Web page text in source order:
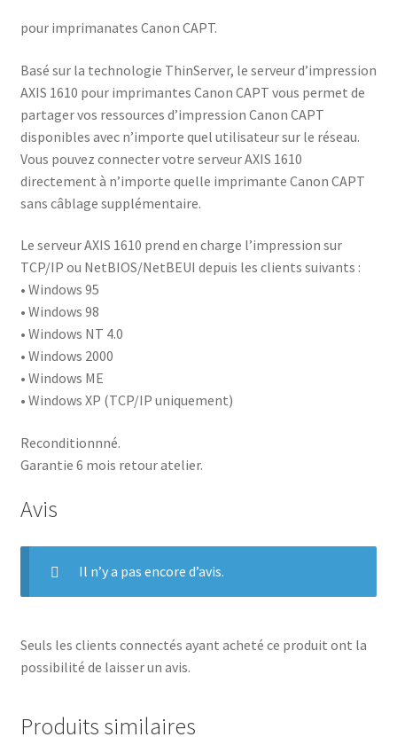
pour imprimanates Canon CAPT.
Basé sur la technologie ThinServer, le serveur d’impression
AXIS 1610 pour imprimantes Canon CAPT vous permet de
partager vos ressources d’impression Canon CAPT
disponibles avec n’importe quel utilisateur sur le réseau.
Vous pouvez connecter votre serveur AXIS 1610
directement à n’importe quelle imprimante Canon CAPT
sans câblage supplémentaire.
Le serveur AXIS 1610 prend en charge l’impression sur
TCP/IP ou NetBIOS/NetBEUI depuis les clients suivants :
• Windows 95
• Windows 98
• Windows NT 4.0
• Windows 2000
• Windows ME
• Windows XP (TCP/IP uniquement)
Reconditionnné.
Garantie 6 mois retour atelier.
Avis
Il n’y a pas encore d’avis.
Seuls les clients connectés ayant acheté ce produit ont la
possibilité de laisser un avis.
Produits similaires